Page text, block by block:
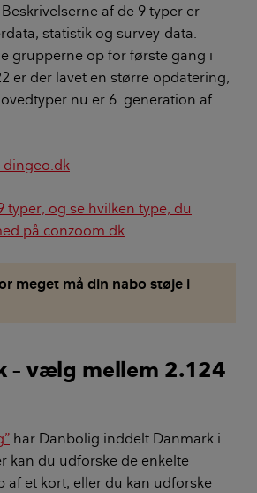
af de 9 typer er
statistik og survey-data.
grupperne op for første gang i
er der lavet en større opdatering,
nu er 6. generation af
dingeo.dk
typer, og se hvilken type, du
på conzoom.dk
meget må din nabo støje i
– vælg mellem 2.124
har Danbolig inddelt Danmark i
kan du udforske de enkelte
et kort, eller du kan udforske